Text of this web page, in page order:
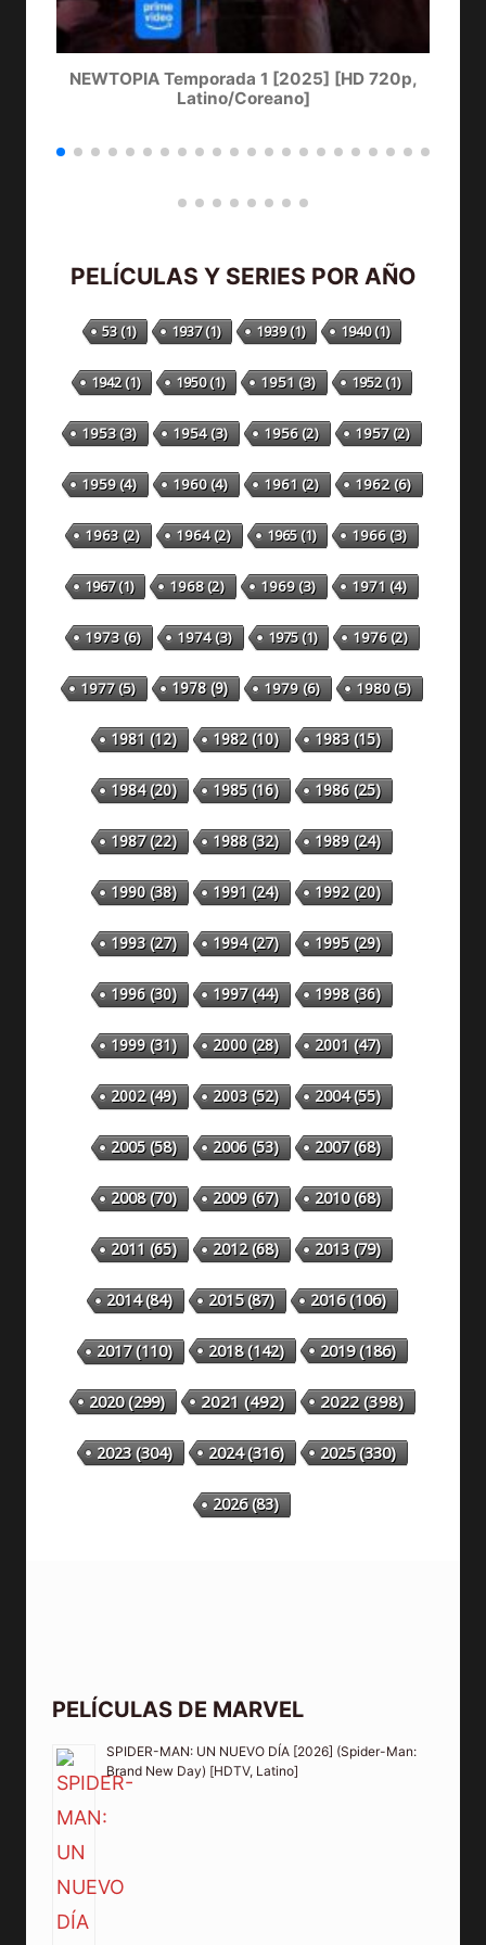
NEWTOPIA Temporada 1 [2025] [HD 720p,
Latino/Coreano]
PELÍCULAS Y SERIES POR AÑO
53(1) 1937(1) 1939(1) 1940(1)
1942(1) 1950(1) 1951 (3) 1952(1)
1953(3) 1954(3) 1956(2) 1957(2)
1959(4) 1960(4) 1961 (2) 1962(6)
1963(2) 1964(2) 1965(1) 1966(3)
1967(1) 1968(2) 1969(3) 1971 (4)
1973(6) 1974(3) 1975(1) 1976(2)
1977(5) 1978(9) 1979(6) 1980(5)
1981 (12) 1982(10) 1983(15)
1984(20) 1985(16) 1986(25)
1987(22) 1988(32) 1989(24)
1990(38) 1991 (24) 1992(20)
1993(27) 1994(27) 1995(29)
1996(30) 1997(44) 1998(36)
1999(31) 2000(28) 2001 (47)
2002(49) 2003(52) 2004(55)
2005(58) 2006(53) 2007(68)
2008(70) 2009(67) 2010(68)
2011 (65) 2012(68) 2013(79)
2014(84) 2015(87) 2016(106)
2017(110) 2018(142) 2019(186)
2020(299) 2021(492) 2022(398)
2023(304) 2024(316) 2025(330)
2026(83)
PELÍCULAS DE MARVEL
SPIDER-MAN: UN NUEVO DÍA [2026] (Spider-Man:
Brand New Day) [HDTV, Latino]